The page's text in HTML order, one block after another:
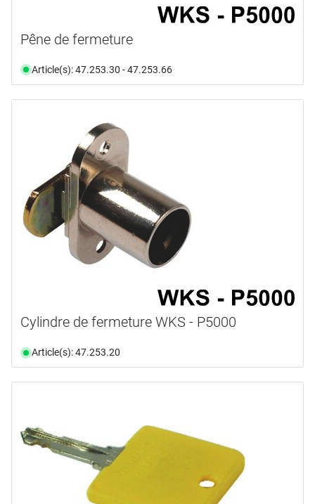
Pêne de fermeture
Article(s): 47.253.30 - 47.253.66
Cylindre de fermeture WKS - P5000
Article(s): 47.253.20